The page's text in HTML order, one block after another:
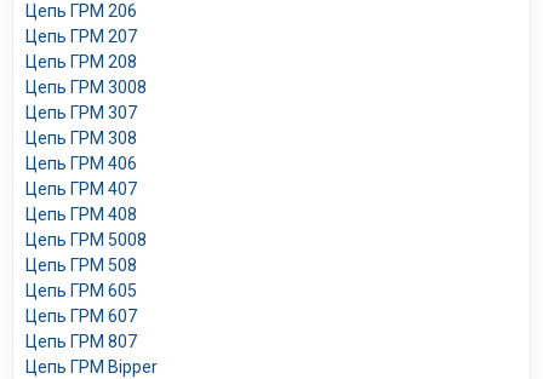
Цепь ГРМ 206
Цепь ГРМ 207
Цепь ГРМ 208
Цепь ГРМ 3008
Цепь ГРМ 307
Цепь ГРМ 308
Цепь ГРМ 406
Цепь ГРМ 407
Цепь ГРМ 408
Цепь ГРМ 5008
Цепь ГРМ 508
Цепь ГРМ 605
Цепь ГРМ 607
Цепь ГРМ 807
Цепь ГРМ Bipper